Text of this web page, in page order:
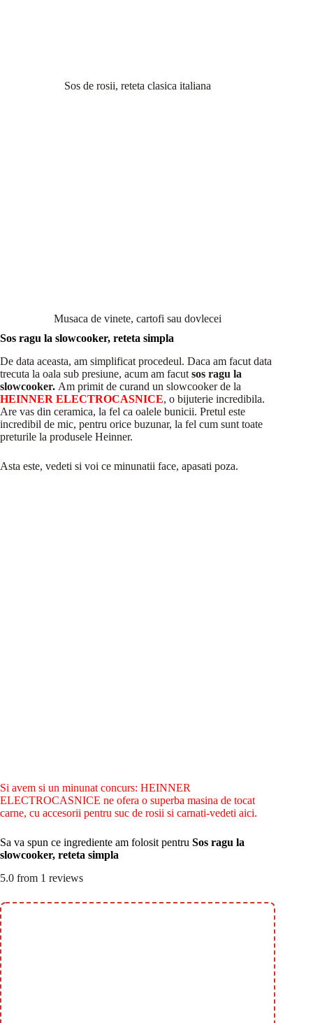
Sos de rosii, reteta clasica italiana
Musaca de vinete, cartofi sau dovlecei
Sos ragu la slowcooker, reteta simpla
De data aceasta, am simplificat procedeul. Daca am facut data
trecuta la oala sub presiune, acum am facut sos ragu la
slowcooker. Am primit de curand un slowcooker de la
HEINNER ELECTROCASNICE, o bijuterie incredibila.
Are vas din ceramica, la fel ca oalele bunicii. Pretul este
incredibil de mic, pentru orice buzunar, la fel cum sunt toate
preturile la produsele Heinner.
Asta este, vedeti si voi ce minunatii face, apasati poza.
Si avem si un minunat concurs: HEINNER
ELECTROCASNICE ne ofera o superba masina de tocat
carne, cu accesorii pentru suc de rosii si carnati-vedeti aici.
Sa va spun ce ingrediente am folosit pentru Sos ragu la
slowcooker, reteta simpla
5.0 from 1 reviews